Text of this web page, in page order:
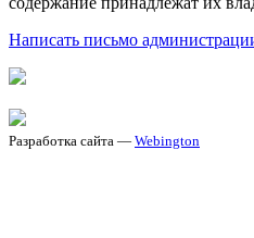
Написать письмо
Разработка сайта — Webington